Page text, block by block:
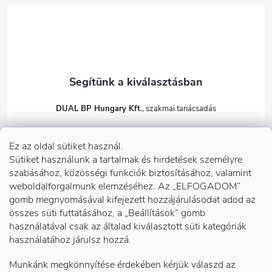
Ez az oldal sütiket használ.
Sütiket használunk a tartalmak és hirdetések személyre
szabásához, közösségi funkciók biztosításához, valamint
weboldalforgalmunk elemzéséhez. Az „ELFOGADOM”
gomb megnyomásával kifejezett hozzájárulásodat adod az
összes süti futtatásához, a „Beállítások” gomb
használatával csak az általad kiválasztott süti kategóriák
használatához járulsz hozzá.
Munkánk megkönnyítése érdekében kérjük válaszd az
Információk önnek
Telephelyeink
DUAL BP Hungary Kft.
dualbp.hu